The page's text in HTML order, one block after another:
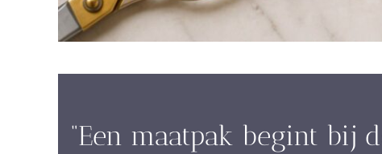
“Een maatpak begint bij